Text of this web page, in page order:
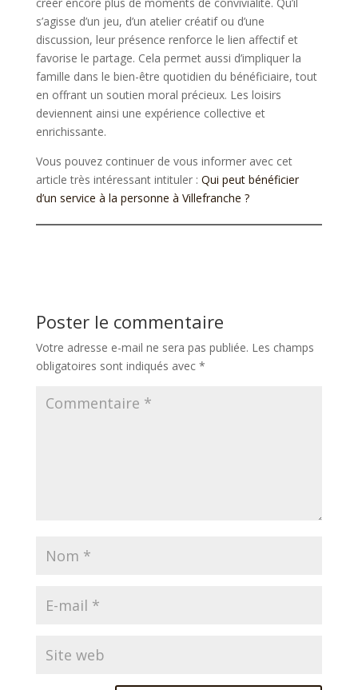
s’agisse d’un jeu, d’un atelier créatif ou d’une
discussion, leur présence renforce le lien affectif et
favorise le partage. Cela permet aussi d’impliquer la
famille dans le bien-être quotidien du bénéficiaire, tout
en offrant un soutien moral précieux. Les loisirs
deviennent ainsi une expérience collective et
enrichissante.
Vous pouvez continuer de vous informer avec cet
article très intéressant intituler : Qui peut bénéficier
d’un service à la personne à Villefranche ?
Poster le commentaire
Votre adresse e-mail ne sera pas publiée. Les champs
obligatoires sont indiqués avec *